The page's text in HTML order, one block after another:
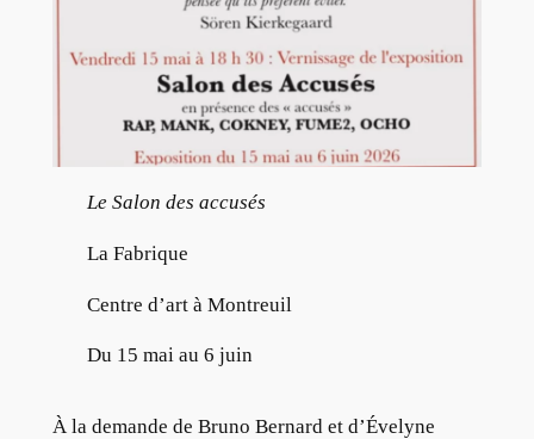
Le Salon des accusés
La Fabrique
Centre d’art à Montreuil
Du 15 mai au 6 juin
À la demande de Bruno Bernard et d’Évelyne